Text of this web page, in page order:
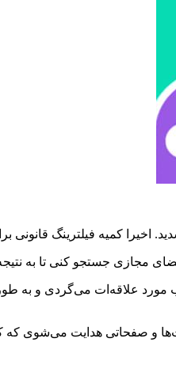
اخیرا کمیه فیلترینگ
مجازی جستجو کنی تا به
مورد علاقه‌ات می‌گردی و به
و صفحاتی هدایت می‌شوی که